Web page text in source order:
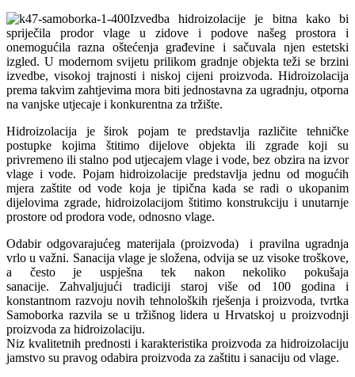
Izvedba hidroizolacije je bitna kako bi
spriječila prodor vlage u zidove i podove našeg prostora i
onemogućila razna oštećenja građevine i sačuvala njen estetski
izgled. U modernom svijetu prilikom gradnje objekta teži se brzini
izvedbe, visokoj trajnosti i niskoj cijeni proizvoda. Hidroizolacija
prema takvim zahtjevima mora biti jednostavna za ugradnju, otporna
na vanjske utjecaje i konkurentna za tržište.
Hidroizolacija je širok pojam te predstavlja različite tehničke
postupke kojima štitimo dijelove objekta ili zgrade koji su
privremeno ili stalno pod utjecajem vlage i vode, bez obzira na izvor
vlage i vode. Pojam hidroizolacije predstavlja jednu od mogućih
mjera zaštite od vode koja je tipična kada se radi o ukopanim
dijelovima zgrade, hidroizolacijom štitimo konstrukciju i unutarnje
prostore od prodora vode, odnosno vlage.
Odabir odgovarajućeg materijala (proizvoda) i pravilna ugradnja
vrlo u važni. Sanacija vlage je složena, odvija se uz visoke troškove,
a često je uspješna tek nakon nekoliko pokušaja
sanacije. Zahvaljujući tradiciji staroj više od 100 godina i
konstantnom razvoju novih tehnoloških rješenja i proizvoda, tvrtka
Samoborka razvila se u tržišnog lidera u Hrvatskoj u proizvodnji
proizvoda za hidroizolaciju.
Niz kvalitetnih prednosti i karakteristika proizvoda za hidroizolaciju
jamstvo su pravog odabira proizvoda za zaštitu i sanaciju od vlage.